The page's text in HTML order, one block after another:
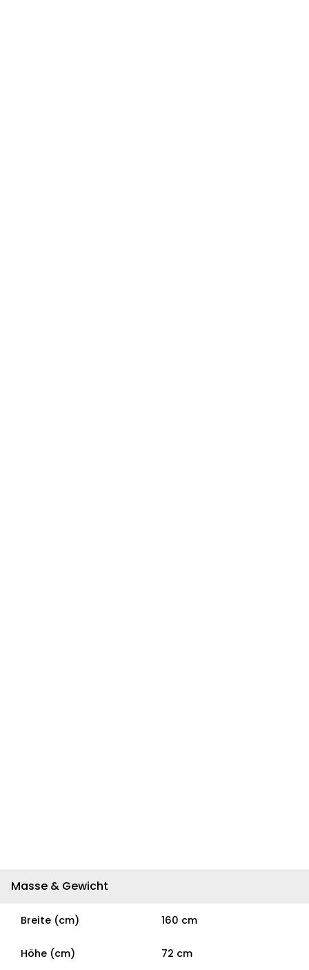
Masse & Gewicht
Breite (cm) 160 cm
Höhe (cm) 72 cm